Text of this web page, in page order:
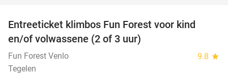
Entreeticket klimbos Fun Forest voor kind
en/of volwassene (2 of 3 uur)
Fun Forest Venlo 9.8 star
Tegelen